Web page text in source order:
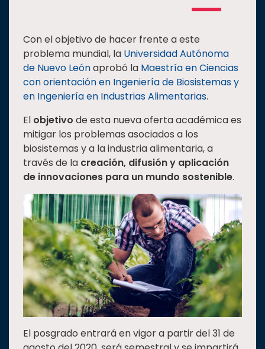
Con el objetivo de hacer frente a este
problema mundial, la Universidad Autónoma
de Nuevo Leónaprobó la Maestría en Ciencias
con orientación en Ingeniería de Biosistemas y
en Ingeniería en Industrias Alimentarias.
El objetivo de esta nueva oferta académica es
mitigar los problemas asociados a los
biosistemas y a la industria alimentaria, a
través de la creación, difusión y aplicación
de innovaciones para un mundo sostenible.
El posgrado entrará en vigor a partir del 31 de